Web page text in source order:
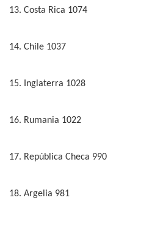
13. Costa Rica 1074
14. Chile 1037
15. Inglaterra 1028
16. Rumania 1022
17. República Checa 990
18. Argelia 981